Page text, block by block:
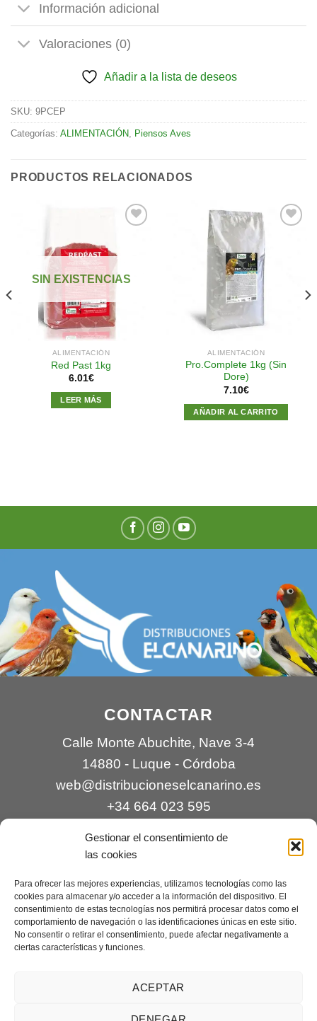
Gestionar el consentimiento de
las cookies
Para ofrecer las mejores experiencias, utilizamos tecnologías como las
cookies para almacenar y/o acceder a la información del dispositivo. El
consentimiento de estas tecnologías nos permitirá procesar datos como el
comportamiento de navegación o las identificaciones únicas en este sitio.
No consentir o retirar el consentimiento, puede afectar negativamente a
ciertas características y funciones.
ACEPTAR
Información adicional
Valoraciones (0)
Añadir a la lista de deseos
SKU: 9PCEP
Categorías: ALIMENTACIÓN Piensos Aves
PRODUCTOS RELACIONADOS
lista de
SIN EXISTENCIAS
ALIMENTACIÓN
Red Past 1kg
6.01€
LEER MÁS
ALIMENTACIÓN
Pro.Complete 1kg (Sin
Dore)
7.10€
AÑADIR AL CARRITO
CONTACTAR
Calle Monte Abuchite, Nave 3-4
14880 - Luque - Córdoba
web@distribucioneselcanarino.es
+34 664 023 595
Contacto|Incidencias|Devoluciones |
Condiciones generales
Mantenimiento web a cargo deCreaciones Digitales – mantenimiento web